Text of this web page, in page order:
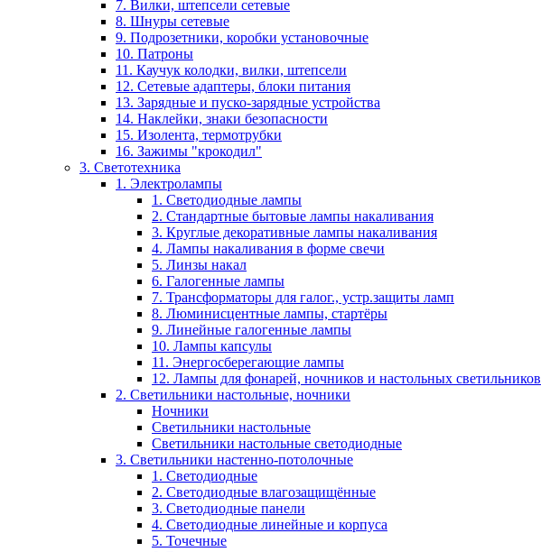
7. Вилки, штепсели сетевые
8. Шнуры сетевые
9. Подрозетники, коробки установочные
10. Патроны
11. Каучук колодки, вилки, штепсели
12. Сетевые адаптеры, блоки питания
13. Зарядные и пуско-зарядные устройства
14. Наклейки, знаки безопасности
15. Изолента, термотрубки
16. Зажимы "крокодил"
3. Светотехника
1. Электролампы
1. Светодиодные лампы
2. Стандартные бытовые лампы накаливания
3. Круглые декоративные лампы накаливания
4. Лампы накаливания в форме свечи
5. Линзы накал
6. Галогенные лампы
7. Трансформаторы для галог., устр.защиты ламп
8. Люминисцентные лампы, стартёры
9. Линейные галогенные лампы
10. Лампы капсулы
11. Энергосберегающие лампы
12. Лампы для фонарей, ночников и настольных светильников
2. Светильники настольные, ночники
Ночники
Светильники настольные
Светильники настольные светодиодные
3. Светильники настенно-потолочные
1. Светодиодные
2. Светодиодные влагозащищённые
3. Светодиодные панели
4. Светодиодные линейные и корпуса
5. Точечные